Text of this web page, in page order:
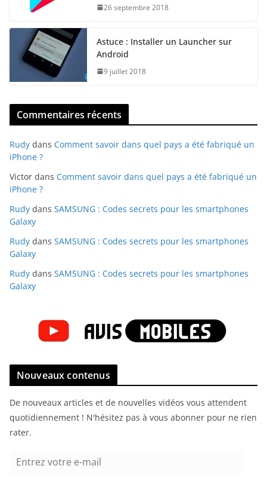
26 septembre 2018
Astuce : Installer un Launcher sur
Android
9 juillet 2018
Commentaires récents
Rudy dans Comment savoir dans quel pays a été fabriqué un
iPhone ?
Victor dans Comment savoir dans quel pays a été fabriqué un
iPhone ?
Rudy dans SAMSUNG : Codes secrets pour les smartphones
Galaxy
Rudy dans SAMSUNG : Codes secrets pour les smartphones
Galaxy
Rudy dans SAMSUNG : Codes secrets pour les smartphones
Galaxy
Nouveaux contenus
De nouveaux articles et de nouvelles vidéos vous attendent
quotidiennement ! N'hésitez pas à vous abonner pour ne rien
rater.